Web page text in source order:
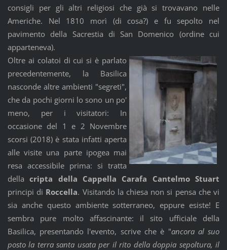
consigli per gli altri religiosi che già si trovavano nelle
Americhe. Nel 1810 morì (di cosa?) e fu sepolto nel
pavimento della Sacrestia di San Domenico (ordine cui
apparteneva).
Oltre ai colatoi di cui si è parlato
precedentemente, la Basilica
nasconde altre ambienti "segreti",
che da pochi giorni lo sono un po'
meno, per i visitatori: In
occasione del 1 e 2 Novembre
scorsi (2018) è stata infatti aperta
alle visite una parte ipogea mai
resa accessibile prima: si tratta
dellacripta della Cappella Carafa Cantelmo Stuart
principi di Roccella. Visitando la chiesa non si pensa che vi
sia anche questo ambiente sotterraneo, eppure esiste! E
sembra pure molto affascinante: il sito ufficiale della
Basilica, presentando l'evento, scrive che è "ancora al suo
posto la terra santa usata per il rito della doppia sepoltura, il